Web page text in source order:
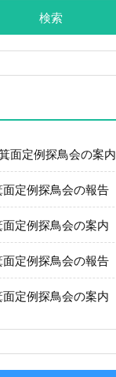
面定例探鳥会の案内
定例探鳥会の報告
定例探鳥会の案内
定例探鳥会の報告
定例探鳥会の案内